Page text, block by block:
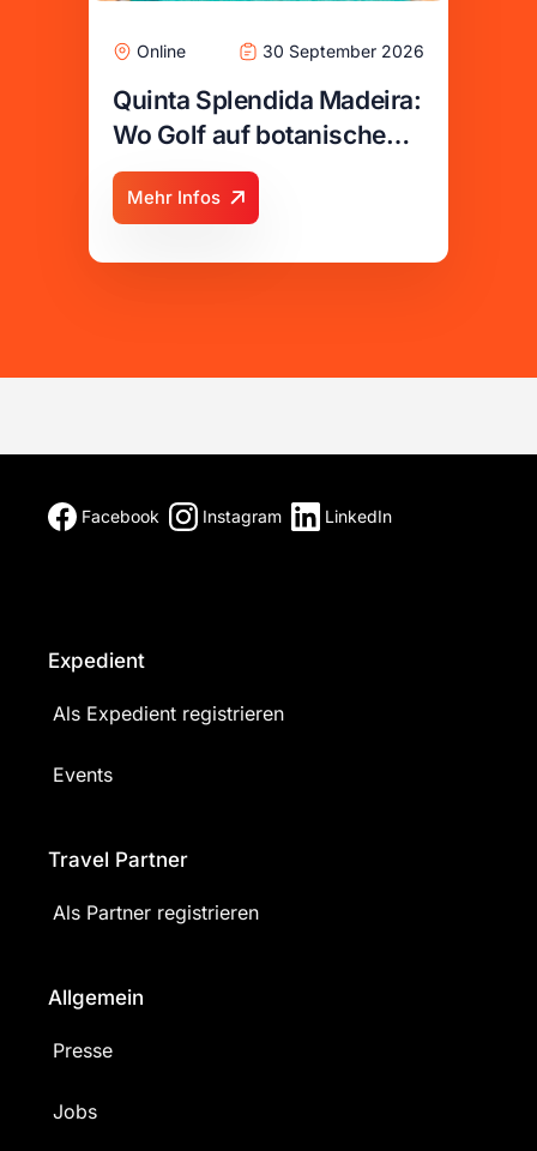
Online 30 September 2026
Quinta Splendida Madeira:
Wo Golf auf botanische
Wellness trifft
Mehr Infos
Facebook Instagram LinkedIn
Expedient
Als Expedient registrieren
Events
Travel Partner
Als Partner registrieren
Allgemein
Presse
Jobs